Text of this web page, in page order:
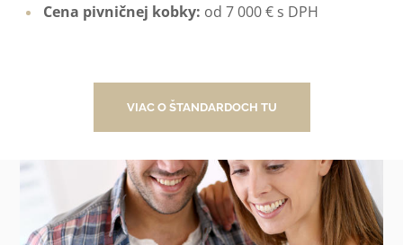
Cena pivničnej kobky: od 7 000 € s DPH
VIAC O ŠTANDARDOCH TU